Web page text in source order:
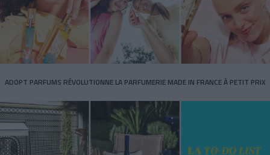
ADOPT PARFUMS RÉVOLUTIONNE LA PARFUMERIE MADE IN FRANCE À PETIT PRIX